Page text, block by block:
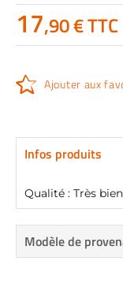
17,90 € TTC
Ajouter aux
Infos produits
Qualité : Très bien
Modèle de